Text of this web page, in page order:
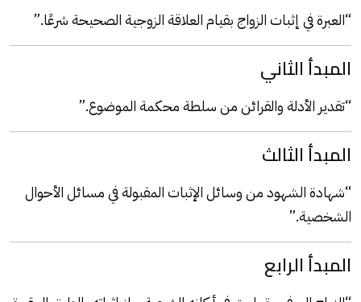
“العبرة في إثبات الزواج بقيام العلاقة الزوجية الصحيحة شرعًا.”
المبدأ الثاني
“تقدير الأدلة والقرائن من سلطة محكمة الموضوع.”
المبدأ الثالث
“شهادة الشهود من وسائل الإثبات المقبولة في مسائل الأحوال
الشخصية.”
المبدأ الرابع